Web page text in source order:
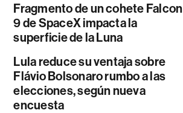
Fragmento de un cohete Falcon
9 de SpaceX impacta la
superficie de la Luna
Lula reduce su ventaja sobre
Flávio Bolsonaro rumbo a las
elecciones, según nueva
encuesta